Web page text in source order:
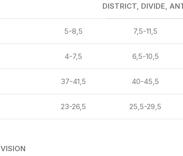
DISTRICT, DIVIDE,
5-8,5 7,5-11,5
4-7,5 6,5-10,5
37-41,5 40-45,5
23-26,5 25,5-29,5
VISION